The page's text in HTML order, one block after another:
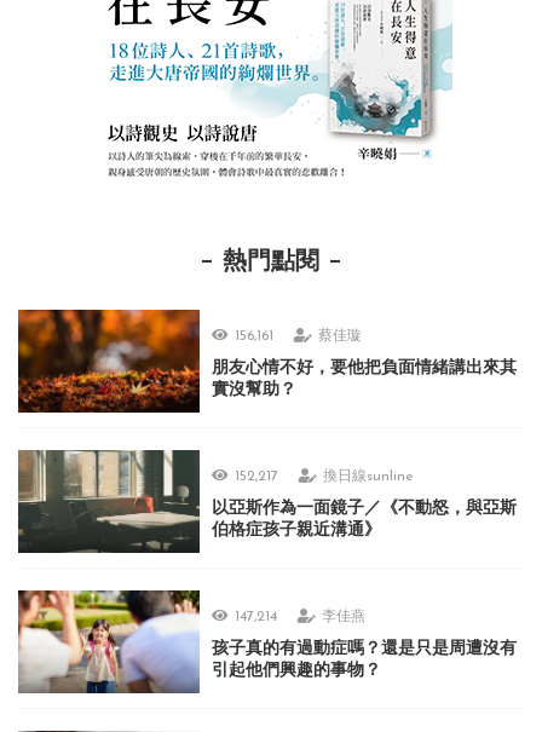
熱門點閱
156,161 蔡佳璇
朋友心情不好，要他把負面情緒講出來其
實沒幫助？
152,217 換日線sunline
以亞斯作為一面鏡子／《不動怒，與亞斯
伯格症孩子親近溝通》
147,214 李佳燕
孩子真的有過動症嗎？還是只是周遭沒有
引起他們興趣的事物？